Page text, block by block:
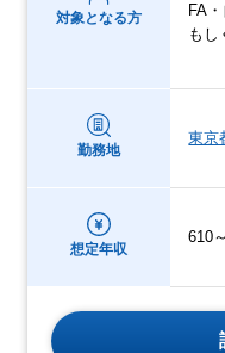
対象となる方
FA
もし
勤務地
東京
想定年収
610